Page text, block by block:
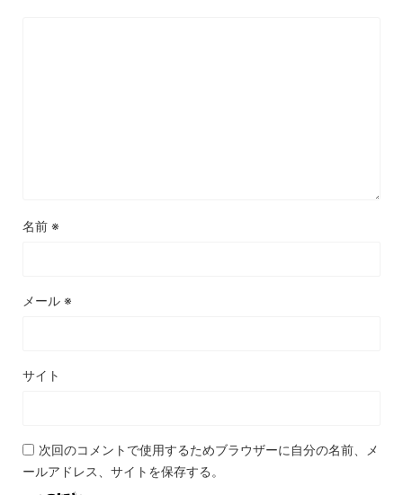
名前 ※
メール ※
サイト
次回のコメントで使用するためブラウザーに自分の名前、メ
ールアドレス、サイトを保存する。